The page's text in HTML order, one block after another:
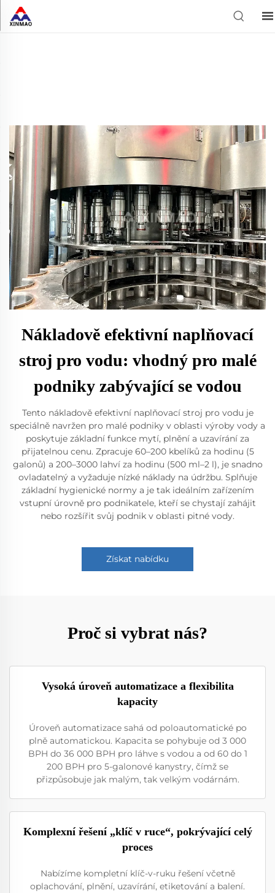
Nákladově efektivní naplňovací
stroj pro vodu: vhodný pro malé
podniky zabývající se vodou
Tento nákladově efektivní naplňovací stroj pro vodu je
speciálně navržen pro malé podniky v oblasti výroby vody a
poskytuje základní funkce mytí, plnění a uzavírání za
přijatelnou cenu. Zpracuje 60–200 kbelíků za hodinu (5
galonů) a 200–3000 lahví za hodinu (500 ml–2 l), je snadno
ovladatelný a vyžaduje nízké náklady na údržbu. Splňuje
základní hygienické normy a je tak ideálním zařízením
vstupní úrovně pro podnikatele, kteří se chystají zahájit
nebo rozšířit svůj podnik v oblasti pitné vody.
Získat nabídku
Proč si vybrat nás?
Vysoká úroveň automatizace a flexibilita
kapacity
Úroveň automatizace sahá od poloautomatické po
plně automatickou. Kapacita se pohybuje od 3 000
BPH do 36 000 BPH pro láhve s vodou a od 60 do 1
200 BPH pro 5-galonové kanystry, čímž se
přizpůsobuje jak malým, tak velkým vodárnám.
Komplexní řešení „klíč v ruce“, pokrývající celý
proces
Nabízíme kompletní klíč-v-ruku řešení včetně
oplachování, plnění, uzavírání, etiketování a balení.